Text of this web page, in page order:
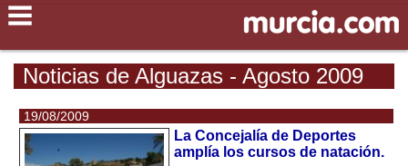
Noticias de Alguazas - Agosto 2009
19/08/2009
La Concejalía de Deportes
amplía los cursos de natación.